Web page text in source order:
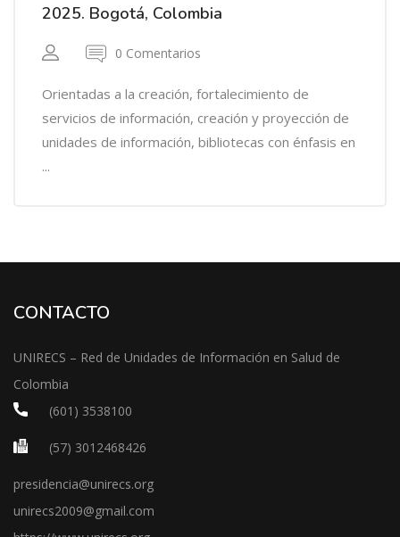
2025. Bogotá, Colombia
0 Comentarios
Orientadas a la creación, fortalecimiento de
servicios de información, creación y proyección de
unidades de información, bibliotecas con énfasis en
...
CONTACTO
UNIRECS – Red de Unidades de Información en Salud de
Colombia
(601) 3538100
(57) 3012468426
presidencia@unirecs.org
unirecs2009@gmail.com